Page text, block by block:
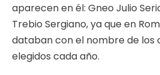
aparecen en él: Gneo Julio
Trebio Sergiano, ya que en
databan con el nombre de los
elegidos cada año.